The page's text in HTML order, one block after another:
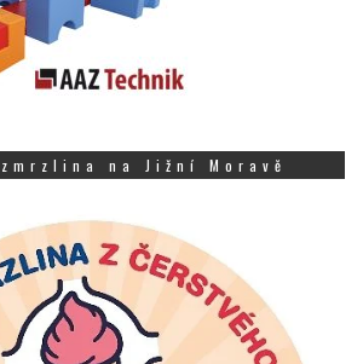
na Jižní Moravě